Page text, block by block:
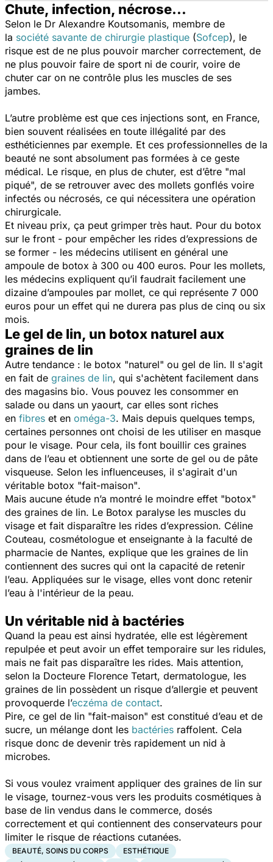
Chute, infection, nécrose...
Selon le Dr Alexandre Koutsomanis, membre de
la société savante de chirurgie plastique (Sofcep), le
risque est de ne plus pouvoir marcher correctement, de
ne plus pouvoir faire de sport ni de courir, voire de
chuter car on ne contrôle plus les muscles de ses
jambes.
L’autre problème est que ces injections sont, en France,
bien souvent réalisées en toute illégalité par des
esthéticiennes par exemple. Et ces professionnelles de la
beauté ne sont absolument pas formées à ce geste
médical. Le risque, en plus de chuter, est d’être "mal
piqué", de se retrouver avec des mollets gonflés voire
infectés ou nécrosés, ce qui nécessitera une opération
chirurgicale.
Et niveau prix, ça peut grimper très haut. Pour du botox
sur le front - pour empêcher les rides d’expressions de
se former - les médecins utilisent en général une
ampoule de botox à 300 ou 400 euros. Pour les mollets,
les médecins expliquent qu’il faudrait facilement une
dizaine d’ampoules par mollet, ce qui représente 7 000
euros pour un effet qui ne durera pas plus de cinq ou six
mois.
Le gel de lin, un botox naturel aux
graines de lin
Autre tendance : le botox "naturel" ou gel de lin. Il s'agit
en fait de graines de lin, qui s'achètent facilement dans
des magasins bio. Vous pouvez les consommer en
salade ou dans un yaourt, car elles sont riches
en fibres et en oméga-3. Mais depuis quelques temps,
certaines personnes ont choisi de les utiliser en masque
pour le visage. Pour cela, ils font bouillir ces graines
dans de l’eau et obtiennent une sorte de gel ou de pâte
visqueuse. Selon les influenceuses, il s'agirait d'un
véritable botox "fait-maison".
Mais aucune étude n’a montré le moindre effet "botox"
des graines de lin. Le Botox paralyse les muscles du
visage et fait disparaître les rides d’expression. Céline
Couteau, cosmétologue et enseignante à la faculté de
pharmacie de Nantes, explique que les graines de lin
contiennent des sucres qui ont la capacité de retenir
l’eau. Appliquées sur le visage, elles vont donc retenir
l’eau à l'intérieur de la peau.
Un véritable nid à bactéries
Quand la peau est ainsi hydratée, elle est légèrement
repulpée et peut avoir un effet temporaire sur les ridules,
mais ne fait pas disparaître les rides. Mais attention,
selon la Docteure Florence Tetart, dermatologue, les
graines de lin possèdent un risque d’allergie et peuvent
provoquerde l’eczéma de contact.
Pire, ce gel de lin "fait-maison" est constitué d’eau et de
sucre, un mélange dont les bactéries raffolent. Cela
risque donc de devenir très rapidement un nid à
microbes.
Si vous voulez vraiment appliquer des graines de lin sur
le visage, tournez-vous vers les produits cosmétiques à
base de lin vendus dans le commerce, dosés
correctement et qui contiennent des conservateurs pour
limiter le risque de réactions cutanées.
BEAUTÉ, SOINS DU CORPS
ESTHÉTIQUE